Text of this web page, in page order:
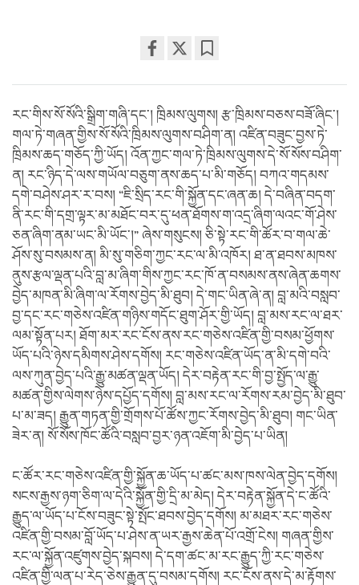
on
facebook
རང་གིས་སོ་སོའི་སྒྲིག་གཞི་དང་། ཁྲིམས་ལུགས། རྩ་ཁྲིམས་བཅས་བཟོ་ཞིང་།
གལ་ཏེ་གཞན་གྱིས་སོ་སོའི་ཁྲིམས་ལུགས་བཤིག་ན། འཛིན་བཟུང་བྱས་ཏེ་
ཁྲིམས་ཆད་གཅོད་ཀྱི་ཡོད། འོན་ཀྱང་གལ་ཏེ་ཁྲིམས་ལུགས་དེ་སོ་སོས་བཤིག་
ན། རང་ཉིད་དེ་ལས་གཡོལ་བཅུག་ནས་ཆད་པ་མི་གཅོད། བཀའ་གདམས་
དགེ་བཤེས་ཤར་ར་བས། “ཇི་སྲིད་རང་གི་སྐྱོན་དང་ཞན་ཆ། དེ་བཞིན་བདག་
ནི་རང་གི་དགྲ་ལྟར་མ་མཐོང་བར་དུ་ཕན་ཐོགས་ག་འདྲ་ཞིག་ལའང་གོ་ཤེས་
ཅན་ཞིག་ནམ་ཡང་མི་ཡོང་།” ཞེས་གསུངས། ཅི་སྟེ་རང་གི་ཚོར་བ་གལ་ཆེ་
ཤོས་སུ་བསམས་ན། མི་སུ་གཅིག་ཀྱང་རང་ལ་མི་འཁོར། ཐ་ན་ཐབས་མཁས་
ནུས་རྩལ་ལྡན་པའི་བླ་མ་ཞིག་གིས་ཀྱང་རང་ཁོ་ན་བསམས་ནས་ཞེན་ཆགས་
བྱེད་མཁན་མི་ཞིག་ལ་རོགས་བྱེད་མི་ཐུབ། དེ་གང་ཡིན་ཞེ་ན། བླ་མའི་བསླབ་
བྱ་དང་རང་གཅེས་འཛིན་གཉིས་གདོང་ཐུག་ཤོར་གྱི་ཡོད། བླ་མས་རང་ལ་ཐར་
ལམ་སྟོན་པར། ཐོག་མར་རང་ངོས་ནས་རང་གཅེས་འཛིན་གྱི་བསམ་ཕྱོགས་
ཡོད་པའི་ཉེས་དམིགས་ཤེས་དགོས། རང་གཅེས་འཛིན་ཡོད་ན་མི་དགེ་བའི་
ལས་ཀུན་བྱེད་པའི་རྒྱུ་མཚན་ལྡན་ཡོད། དེར་བརྟེན་རང་གི་བྱ་སྤྱོད་ལ་རྒྱུ་
མཚན་གྱིས་ལེགས་ཉེས་དཔྱོད་དགོས། བླ་མས་རང་ལ་རོགས་རམ་བྱེད་མི་ཐུབ་
པ་མ་ཟད། རྒྱུན་གཏན་གྱི་གྲོགས་པོ་ཚོས་ཀྱང་རོགས་བྱེད་མི་ཐུབ། གང་ཡིན་
ཟེར་ན། སོ་སོས་ཁོང་ཚོའི་བསླབ་བྱར་ཉན་འཇོག་མི་བྱེད་པ་ཡིན།
ང་ཚོར་རང་གཅེས་འཛིན་གྱི་སྐྱོན་ཆ་ཡོད་པ་ཚང་མས་ཁས་ལེན་བྱེད་དགོས།
སངས་རྒྱས་ཉག་ཅིག་ལ་དེའི་སྐྱོན་གྱི་དྲི་མ་མེད། དེར་བརྟེན་སྐྱོན་དེ་ང་ཚོའི་
རྒྱུད་ལ་ཡོད་པ་ངོས་བཟུང་སྟེ་སྤོང་ཐབས་བྱེད་དགོས། མ་མཐར་རང་གཅེས་
འཛིན་གྱི་བསམ་བློ་ཡོད་པ་ཤེས་ན་ཡར་རྒྱས་ཆེན་པོ་འགྲོ་ངེས། གཞན་གྱིས་
རང་ལ་སྐྱོན་འཛུགས་བྱེད་སྐབས། དེ་དག་ཚང་མ་རང་རྒྱུད་ཀྱི་རང་གཅེས་
འཛིན་གྱི་ལན་པ་རེད་ཅེས་རྒྱུན་དུ་བསམ་དགོས། རང་ངོས་ནས་དེ་མ་རྟོགས་